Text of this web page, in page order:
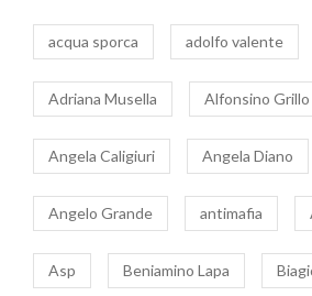
acqua sporca adolfo valente
Adriana Musella Alfonsino Grillo
Angela Caligiuri Angela Diano
Angelo Grande antimafia
Asp Beniamino Lapa